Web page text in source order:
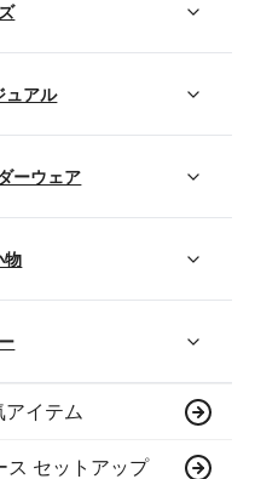
ュアル
ーウェア
物
アイテム
ス セットアップ